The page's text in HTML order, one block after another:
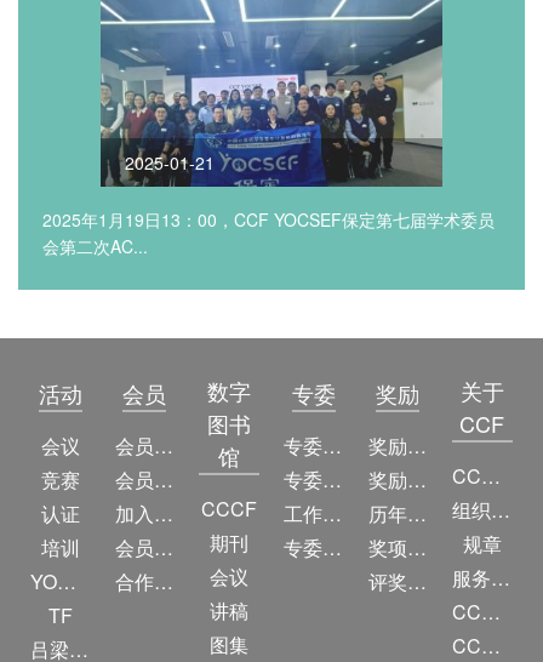
2025-01-21
2025年1月19日13：00，CCF YOCSEF保定第七届学术委员
会第二次AC...
活动
会议
竞赛
认证
培训
YOCSEF
TF
吕梁振兴
会员
会员简介
会员权益
加入CCF
会员交费
合作伙伴
数字
图书
馆
CCCF
期刊
会议
讲稿
图集
专委
专委简介
专委条例
工作问答
专委名单
奖励
奖励动态
奖励目录
历年获奖名单
奖项推荐
评奖条例
关于
CCF
CCF简介
组织机构
规章
服务项目
CCF大事记
CCF创建60周年